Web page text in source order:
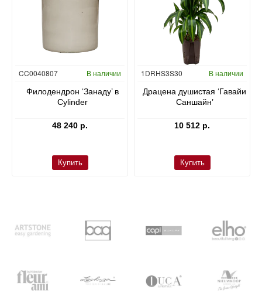
CC0040807 В наличии
Филодендрон ‘Занаду’ в
Cylinder
48 240 р.
Купить
Гидропоника
1DRHS3S30 В наличии
Драцена душистая ‘Гавайи
Саншайн’
10 512 р.
Купить